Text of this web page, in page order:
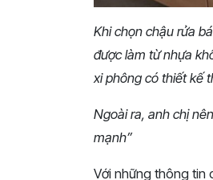
Khi chọn chậu rửa
được làm từ nhựa
xi phông có thiết kế
Ngoài ra, anh chị
mạnh”
Với những thông tin